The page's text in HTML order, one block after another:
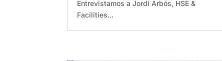
Entrevistamos a Jordi Arbós, HSE &
Facilities...